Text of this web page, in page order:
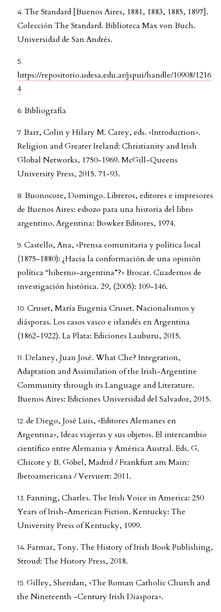
The Standard [Buenos Aires, 1881, 1883, 1885, 1897].
Colección The Standard. Biblioteca Max von Buch.
Universidad de San Andrés.
https://repositorio.udesa.edu.ar/jspui/handle/10908/1216
4
Bibliografía
Barr, Colin y Hilary M. Carey, eds. «Introduction».
Religion and Greater Ireland: Christianity and Irish
Global Networks, 1750-1969. McGill-Queens
University Press, 2015. 71-93.
Buonocore, Domingo. Libreros, editores e impresores
de Buenos Aires: esbozo para una historia del libro
argentino. Argentina: Bowker Editores, 1974.
Castello, Ana, «Prensa comunitaria y política local
(1875-1880): ¿Hacia la conformación de una opinión
política “hiberno-argentina”?» Brocar. Cuadernos de
investigación histórica. 29, (2005): 109-146.
Cruset, María Eugenia Cruset. Nacionalismos y
diásporas. Los casos vasco e irlandés en Argentina
(1862-1922). La Plata: Ediciones Lauburu, 2015.
Delaney, Juan José. What Che? Integration,
Adaptation and Assimilation of the Irish-Argentine
Community through its Language and Literature.
Buenos Aires: Ediciones Universidad del Salvador, 2015.
de Diego, José Luis, «Editores Alemanes en
Argentina», Ideas viajeras y sus objetos. El intercambio
científico entre Alemania y América Austral. Eds. G.
Chicote y B. Göbel, Madrid / Frankfurt am Main:
Iberoamericana / Vervuert: 2011.
Fanning, Charles. The Irish Voice in America: 250
Years of Irish-American Fiction. Kentucky: The
University Press of Kentucky, 1999.
Farmar, Tony. The History of Irish Book Publishing,
Stroud: The History Press, 2018.
Gilley, Sheridan, «The Roman Catholic Church and
the Nineteenth -Century Irish Diaspora».